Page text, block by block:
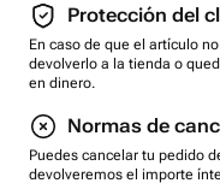
Protección del
En caso de que el artículo
devolverlo a la tienda o
en dinero.
Normas de
Puedes cancelar tu pedido
devolveremos el importe